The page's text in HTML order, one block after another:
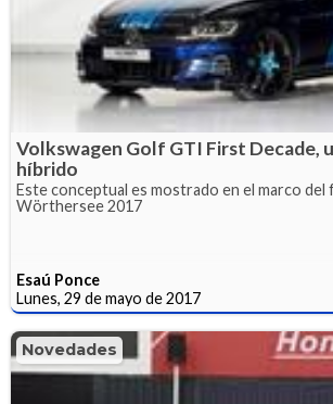
Volkswagen Golf GTI First Decade,
híbrido
Este conceptual es mostrado en el marco del
Wörthersee 2017
Esaú Ponce
Lunes, 29 de mayo de 2017
Novedades